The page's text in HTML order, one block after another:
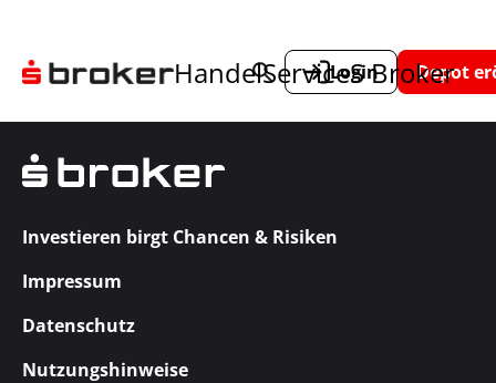
HandelServiceS Broker
Login Depot
Investieren birgt Chancen & Risiken
Impressum
Datenschutz
Nutzungshinweise